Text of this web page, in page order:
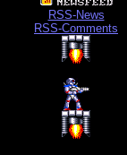
RSS-News
RSS-Comments